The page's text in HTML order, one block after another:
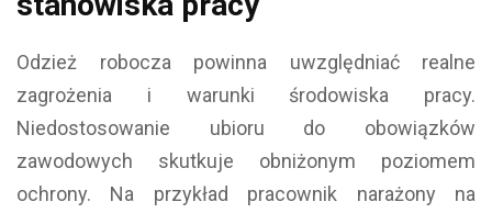
Odzież robocza powinna uwzględniać realne
zagrożenia i warunki środowiska pracy.
Niedostosowanie ubioru do obowiązków
zawodowych skutkuje obniżonym poziomem
ochrony. Na przykład pracownik narażony na